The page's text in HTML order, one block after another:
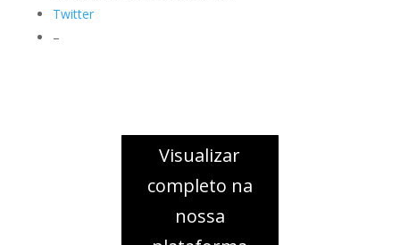
Twitter
–
Visualizar
completo na
nossa